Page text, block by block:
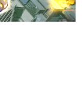
力を画面や操作の